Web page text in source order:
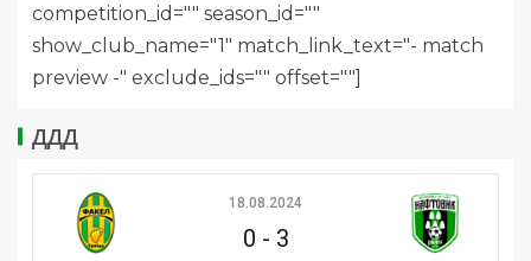
competition_id="" season_id=""
show_club_name="1" match_link_text="- match
preview -" exclude_ids="" offset=""]
ДДД
18.08.2024
0 - 3